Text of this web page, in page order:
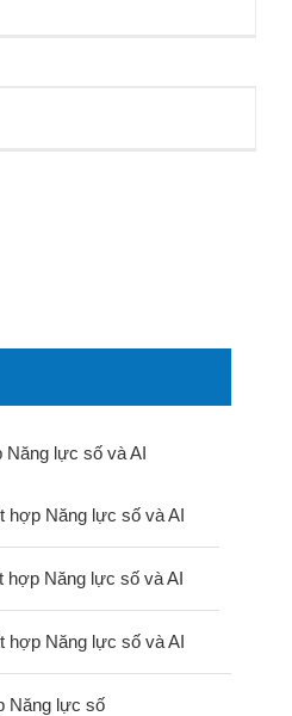
Năng lực số và AI
hợp Năng lực số và AI
hợp Năng lực số và AI
hợp Năng lực số và AI
Năng lực số